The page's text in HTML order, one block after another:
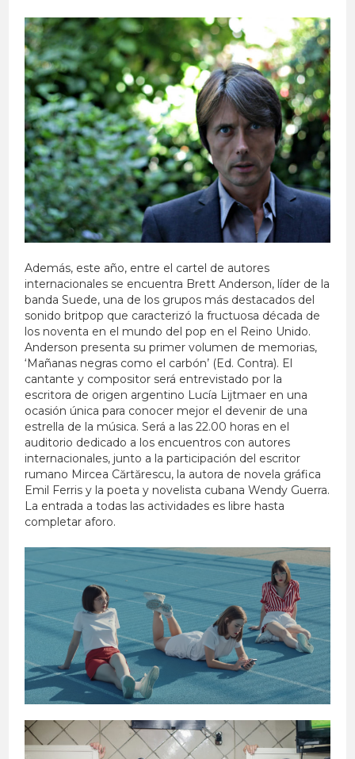
Además, este año, entre el cartel de autores
internacionales se encuentra Brett Anderson, líder de la
banda Suede, una de los grupos más destacados del
sonido britpop que caracterizó la fructuosa década de
los noventa en el mundo del pop en el Reino Unido.
Anderson presenta su primer volumen de memorias,
‘Mañanas negras como el carbón’ (Ed. Contra). El
cantante y compositor será entrevistado por la
escritora de origen argentino Lucía Lijtmaer en una
ocasión única para conocer mejor el devenir de una
estrella de la música. Será a las 22.00 horas en el
auditorio dedicado a los encuentros con autores
internacionales, junto a la participación del escritor
rumano Mircea Cărtărescu, la autora de novela gráfica
Emil Ferris y la poeta y novelista cubana Wendy Guerra.
La entrada a todas las actividades es libre hasta
completar aforo.